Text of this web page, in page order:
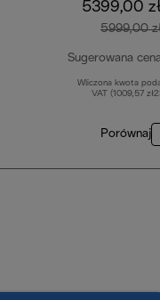
5399,00
5999,00
Sugerowana
Wliczona kwota
VAT (1009,57
Porównaj